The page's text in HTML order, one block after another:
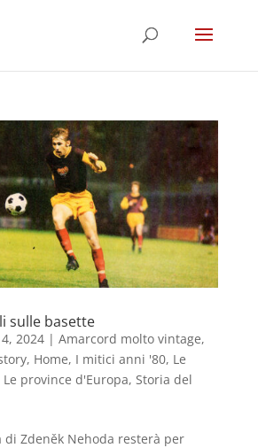
sulle basette
2024| Amarcord molto vintage,
, Home, I mitici anni '80, Le
Le province d'Europa, Storia del
Zdeněk Nehoda resterà per